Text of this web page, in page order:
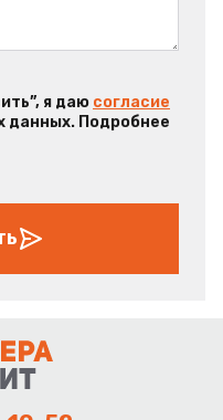
я даю согласие
данных. Подробнее